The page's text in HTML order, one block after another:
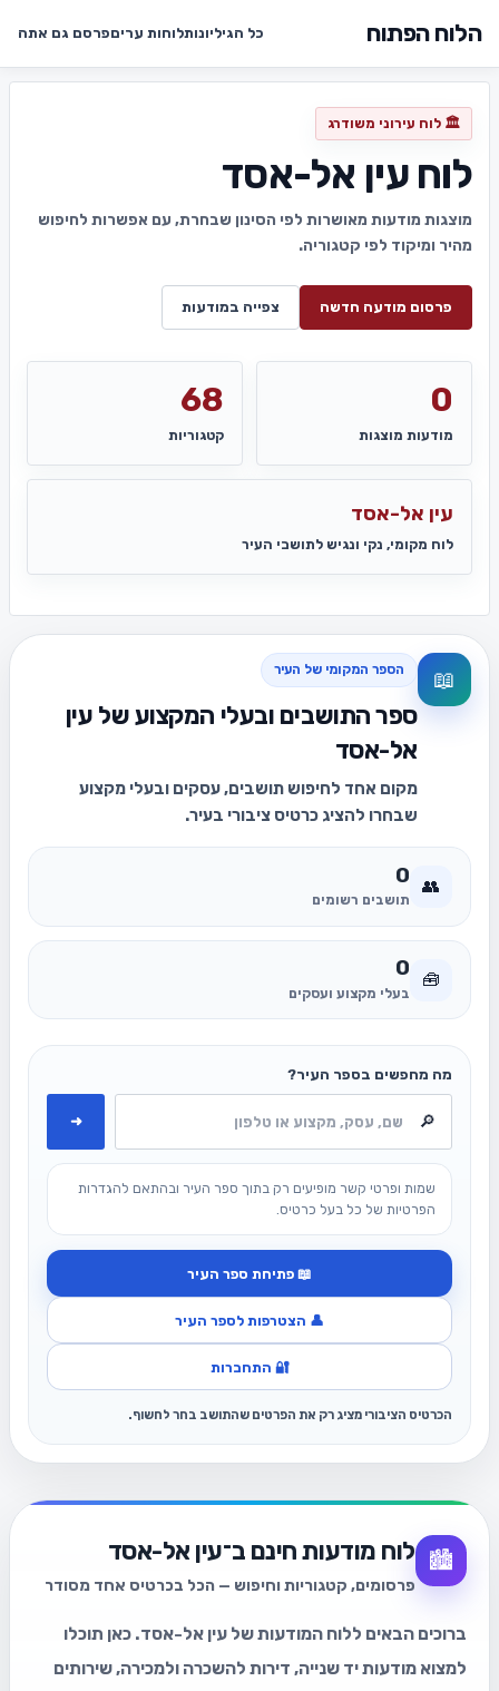
הלוח הפתוח כל הגיליונותלוחות עריםפרסם גם אתה
🏛️ לוח עירוני משודרג
לוח עין אל-אסד
מוצגות מודעות מאושרות לפי הסינון שבחרת, עם אפשרות לחיפוש
מהיר ומיקוד לפי קטגוריה.
פרסום מודעה חדשה צפייה במודעות
0
מודעות מוצגות
68
קטגוריות
עין אל-אסד
לוח מקומי, נקי ונגיש לתושבי העיר
📖 הספר המקומי של העיר
ספר התושבים ובעלי המקצוע של עין
אל-אסד
מקום אחד לחיפוש תושבים, עסקים ובעלי מקצוע
שבחרו להציג כרטיס ציבורי בעיר.
👥
0
תושבים רשומים
🧰
0
בעלי מקצוע ועסקים
מה מחפשים בספר העיר?
➜
שמות ופרטי קשר מופיעים רק בתוך ספר העיר ובהתאם להגדרות
הפרטיות של כל בעל כרטיס.
📖 פתיחת ספר העיר
👤 הצטרפות לספר העיר
🔐 התחברות
הכרטיס הציבורי מציג רק את הפרטים שהתושב בחר לחשוף.
🏙️ לוח מודעות חינם ב־עין אל-אסד
פרסומים, קטגוריות וחיפוש — הכל בכרטיס אחד מסודר
ברוכים הבאים ללוח המודעות של עין אל-אסד. כאן תוכלו
למצוא מודעות יד שנייה, דירות להשכרה ולמכירה, שירותים